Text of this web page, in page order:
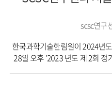
지원했다.본선 진출 10팀
3팀에게는 부산테크노파
SCSC연구센터 내 '김박사님
수상했다. 해당 학생들은 권재
scsc연구
한국과학기술한림원이 2024년
28일 오후 '2023 년도 제 2회